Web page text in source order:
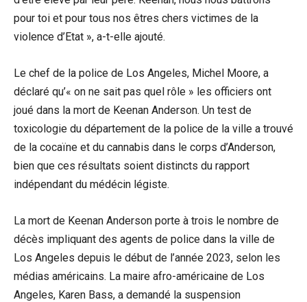
pour toi et pour tous nos êtres chers victimes de la
violence d’Etat », a-t-elle ajouté.
Le chef de la police de Los Angeles, Michel Moore, a
déclaré qu’« on ne sait pas quel rôle » les officiers ont
joué dans la mort de Keenan Anderson. Un test de
toxicologie du département de la police de la ville a trouvé
de la cocaïne et du cannabis dans le corps d’Anderson,
bien que ces résultats soient distincts du rapport
indépendant du médécin légiste.
La mort de Keenan Anderson porte à trois le nombre de
décès impliquant des agents de police dans la ville de
Los Angeles depuis le début de l’année 2023, selon les
médias américains. La maire afro-américaine de Los
Angeles, Karen Bass, a demandé la suspension